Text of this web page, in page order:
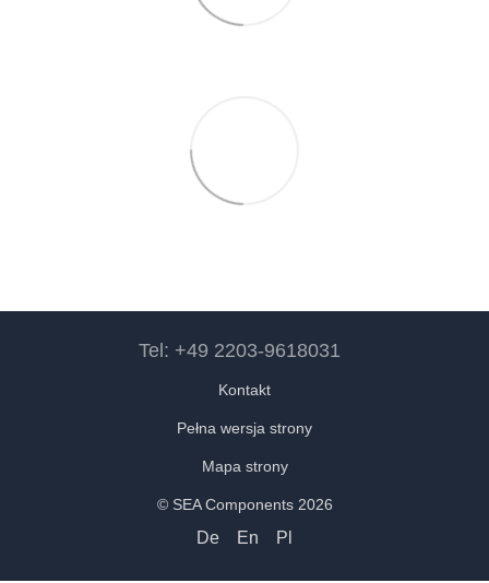
Tel: +49 2203-9618031
Kontakt
Pełna wersja strony
Mapa strony
© SEA Components 2026
De En Pl